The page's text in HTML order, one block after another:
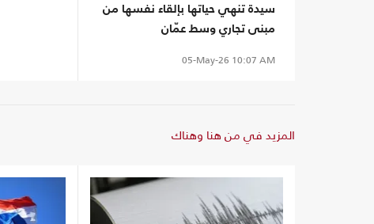
سيدة تنهي حياتها بإلقاء نفسها من
مبنى تجاري وسط عمّان
05-May-26 10:07 AM
المزيد في من هنا وهناك